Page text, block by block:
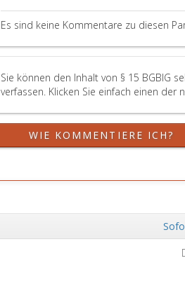
Es sind keine Kommentare zu diesen
Sie können den Inhalt von § 15 BGBlG
verfassen. Klicken Sie einfach einen der
WIE KOMMENTIERE ICH?